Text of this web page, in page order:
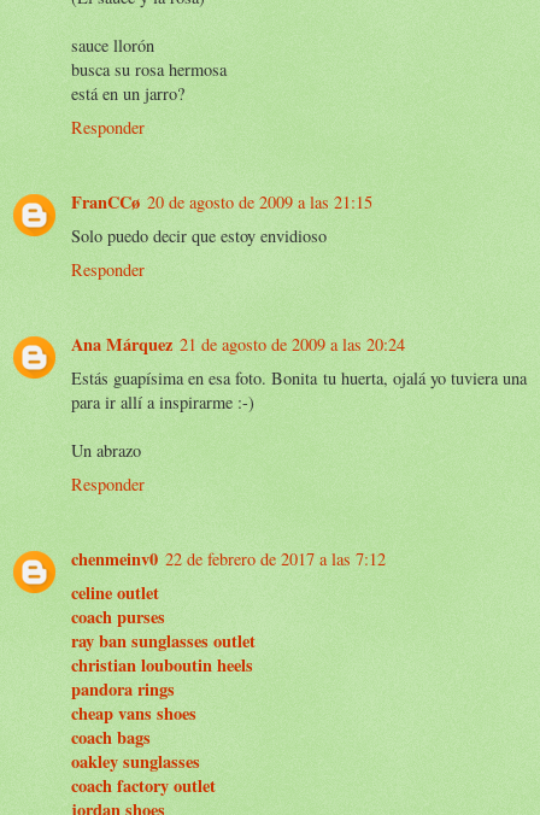
sauce llorón
busca su rosa hermosa
está en un jarro?
Responder
FranCCø 20 de agosto de 2009 a las 21:15
Solo puedo decir que estoy envidioso
Responder
Ana Márquez 21 de agosto de 2009 a las 20:24
Estás guapísima en esa foto. Bonita tu huerta, ojalá yo tuviera una
para ir allí a inspirarme :-)
Un abrazo
Responder
chenmeinv0 22 de febrero de 2017 a las 7:12
celine outlet
coach purses
ray ban sunglasses outlet
christian louboutin heels
pandora rings
cheap vans shoes
coach bags
oakley sunglasses
coach factory outlet
jordan shoes